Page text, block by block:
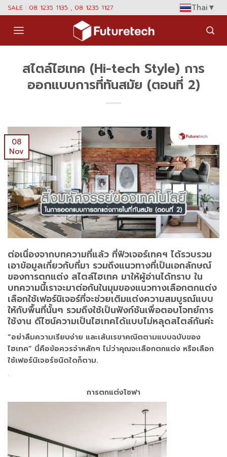
Skip
content
SALE : 08 1235 1135 , 08 1235 1127 Thai▼
สไตล์ไฮเทค (Hi-tech Style) การ
ออกแบบการที่ทันสมัย (ตอนที่ 2)
08
Nov
ต่อเนื่องจากบทความที่แล้ว ที่ฟิวเจอร์เทคฯ ได้รวบรวม
เอาข้อมูลเกี่ยวกับที่มา รวมถึงแนวทางที่เป็นเอกลักษณ์
ของการตกแต่ง สไตล์ไฮเทค มาให้ผู้อ่านได้ทราบ ใน
บทความนี้เราจะมาต่อกันในมุมของแนวทางเลือกตกแต่ง
เลือกใช้เฟอร์นิเจอร์ที่จะช่วยเติมแต่งความสมบูรณ์แบบ
ให้กับพื้นที่นั้นๆ รวมถึงใช้เป็นฟังก์ชันเพื่อตอบโจทย์การ
ใช้งาน ดีไซน์ความเป็นไฮเทคได้แบบไม่หลุดสไตล์กันค่ะ
“อย่าลืมความเรียบง่าย และเส้นเรขาคณิตตามแบบฉบับของ
ไฮเทค” นี่คือข้อควรจำหลักๆ ไม่ว่าคุณจะเลือกตกแต่ง หรือเลือก
ใช้เฟอร์นิเจอร์ชนิดใดก็ตาม.
.
การตกแต่งโซฟา